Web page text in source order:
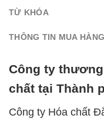
TỪ KHÓA
THÔNG TIN MUA HÀNG
Công ty
chất tại Thành
Công ty Hóa chất